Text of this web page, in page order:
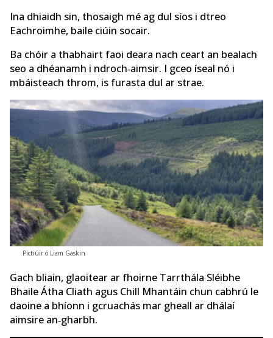
Ina dhiaidh sin, thosaigh mé ag dul síos i dtreo
Eachroimhe, baile ciúin socair.
Ba chóir a thabhairt faoi deara nach ceart an bealach
seo a dhéanamh i ndroch‑aimsir. I gceo íseal nó i
mbáisteach throm, is furasta dul ar strae.
Pictiúir ó Liam Gaskin
Gach bliain, glaoitear ar fhoirne Tarrthála Sléibhe
Bhaile Átha Cliath agus Chill Mhantáin chun cabhrú le
daoine a bhíonn i gcruachás mar gheall ar dhálaí
aimsire an‑gharbh.